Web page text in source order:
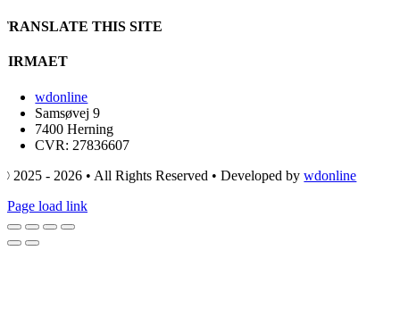
TRANSLATE THIS SITE
FIRMAET
wdonline
Samsøvej 9
7400 Herning
CVR: 27836607
© 2025 - 2026 • All Rights Reserved • Developed bywdonline
Page load link